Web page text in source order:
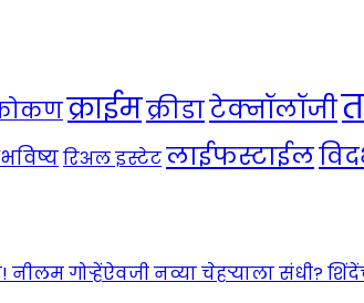
क्राईमक्रीडाटेक्नॉलॉजी
रिअल इस्टेटलाईफस्टाईल